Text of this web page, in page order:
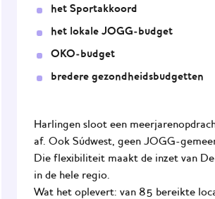
het Sportakkoord
het lokale JOGG-budget
OKO-budget
bredere gezondheidsbudgetten
Harlingen sloot een
af. Ook Súdwest, geen JOGG-
Die flexibiliteit maakt de inzet van
in de hele regio.
Wat het oplevert: van 85 bereikte